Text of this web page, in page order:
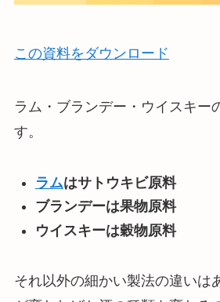
この資料をダウンロード
ラム・ブランデー・ウイスキー
す。
ラムはサトウキビ原料
ブランデーは果物原料
ウイスキーは穀物原料
それ以外の細かい製法の違いは